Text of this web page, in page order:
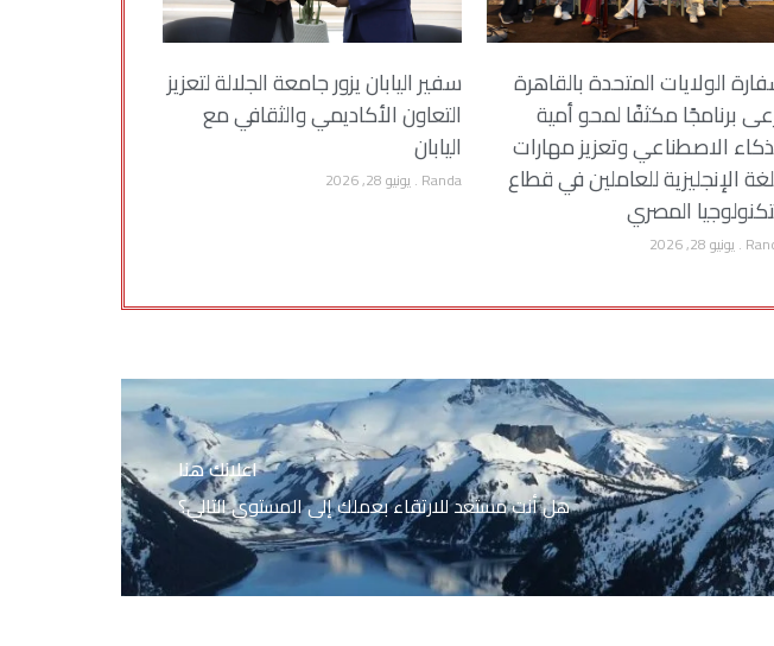
الولايات المتحدة بالقاهرة
برنامجًا مكثفًا لمحو أمية
الاصطناعي وتعزيز مهارات
الإنجليزية للعاملين في قطاع
المصري
يونيو 28, 2026
سفير اليابان يزور جامعة الجلالة لتعزيز
التعاون الأكاديمي والثقافي مع
اليابان
Randa يونيو 28, 2026
اعلانك هنا
هل أنت مستعد للارتقاء بعملك إلى المستوى التالي؟